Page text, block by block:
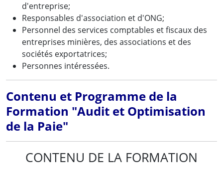
d'entreprise;
Responsables d'association et d'ONG;
Personnel des services comptables et fiscaux des
entreprises minières, des associations et des
sociétés exportatrices;
Personnes intéressées.
Contenu et Programme de la
Formation "Audit et Optimisation
de la Paie"
CONTENU DE LA FORMATION